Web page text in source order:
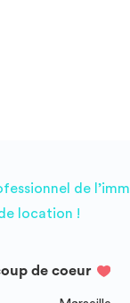
de
location !
de coeur